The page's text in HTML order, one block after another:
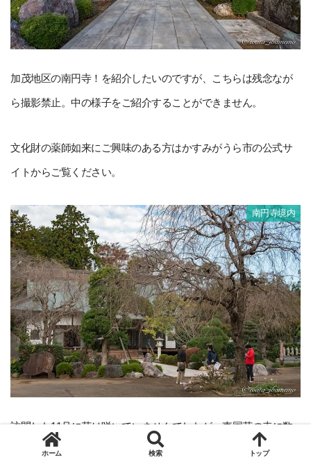
加茂地区の南円寺！を紹介したいのですが、こちらは残念なが
ら撮影禁止。中の様子をご紹介することができません。
文化財の薬師如来にご興味のある方はかすみがうら市の公式サ
イトからご覧ください。
南円寺境内
訪問した11月に花は咲いていませんでしたが、東国花の寺に数
えられています。4月下旬から５月上旬のボタンがオススメ♫
ホーム 検索 トップ